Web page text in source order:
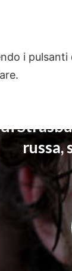
russa,
i pulsanti